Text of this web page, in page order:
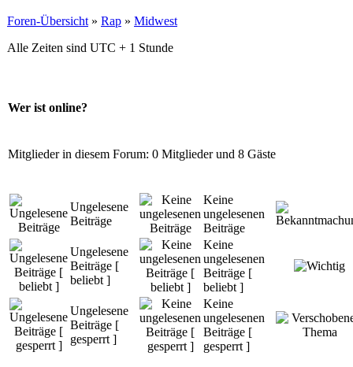
Foren-Übersicht » Rap » Midwest
Alle Zeiten sind UTC + 1 Stunde
Wer ist online?
Mitglieder in diesem Forum: 0 Mitglieder und 8 Gäste
Ungelesene
Beiträge
Keine
ungelesenen
Beiträge
Ungelesene
Beiträge [
beliebt ]
Keine
ungelesenen
Beiträge [
beliebt ]
Ungelesene
Beiträge [
gesperrt ]
Keine
ungelesenen
Beiträge [
gesperrt ]